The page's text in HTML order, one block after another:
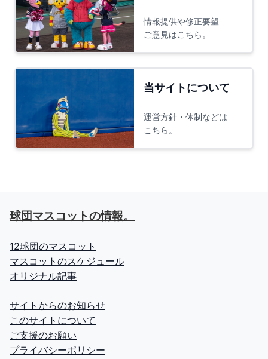
情報提供や修正要望
ご意見はこちら。
当サイトについて
運営方針・体制などは
こちら。
球団マスコットの情報。
12球団のマスコット
マスコットのスケジュール
オリジナル記事
サイトからのお知らせ
このサイトについて
ご支援のお願い
プライバシーポリシー